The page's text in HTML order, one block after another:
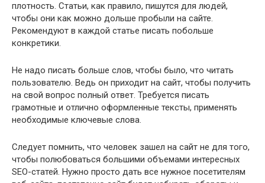
плотность. Статьи, как правило, пишутся для людей,
чтобы они как можно дольше пробыли на сайте.
Рекомендуют в каждой статье писать побольше
конкретики.
Не надо писать больше слов, чтобы было, что читать
пользователю. Ведь он приходит на сайт, чтобы получить
на свой вопрос полный ответ. Требуется писать
грамотные и отлично оформленные тексты, применять
необходимые ключевые слова.
Следует помнить, что человек зашел на сайт не для того,
чтобы полюбоваться большими объемами интересных
SEO-статей. Нужно просто дать все нужное посетителям